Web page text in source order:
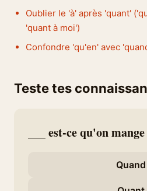
Oublier le 'à' après 'quant'
'quant à moi')
Confondre 'qu'en' avec
Teste tes
___ est-ce qu'on
Quand